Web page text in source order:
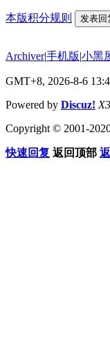
本版积分规则 发表回
Archiver|手机版|小黑
GMT+8, 2026-8-6
Powered by Discuz!
Copyright © 2001-
快速回复 返回顶部